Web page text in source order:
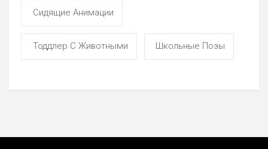
Сидящие Анимации
Тоддлер С Животными Школьные Позы